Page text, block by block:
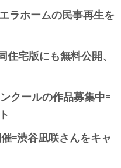
ラホームの民事再生を
宅版にも無料公開、
クールの作品募集中=
=渋谷凪咲さんをキャ